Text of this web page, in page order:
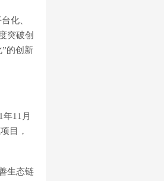
化、
突破创
的创新
11月
目，
生态链